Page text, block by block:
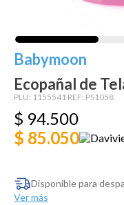
Babymoon
Ecopañal de
PLU: 1155541 REF: PS1058
$ 94.500
$ 85.050
Disponible para
Ver más
Dinosaurio Juguete